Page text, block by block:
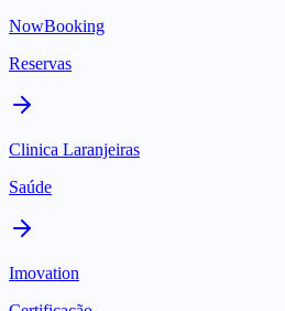
NowBooking
Reservas
Clinica Laranjeiras
Saúde
Imovation